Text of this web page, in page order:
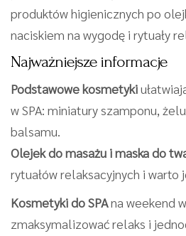
produktów higienicznych po
naciskiem na wygodę i rytuały
Najważniejsze informacje
Podstawowe kosmetyki
w SPA: miniatury szamponu,
balsamu.
Olejek do masażu i maska do
rytuałów relaksacyjnych i warto
Kosmetyki do SPAna weekend
zmaksymalizować relaks i